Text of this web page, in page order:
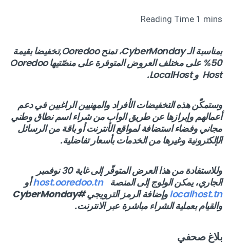
بمناسبة الـ CyberMonday، تمنح Ooredoo,تخفيضا بقيمة
50% على مختلف العروض المتوفرة على منصّتيها Ooredoo
Host و LocalHost.
وستمكّن هذه التخفيضات الأفراد والمهنيين الراغبين في دعم
أعمالهم وإبرازها عن طريق الواب من شراء اسم نطاق وطني
مجاني وفضاء استضافة لمواقع الأنترنت أو باقة من الرسائل
الإلكترونية وغيرها من الخدمات بأسعار تفاضلية.
وللاستفادة من هذا العرض المتوفّر إلى غاية 30 نوفمبر
الجاري، يمكن الولوج إلى المنصةhost.ooredoo.tnأو
localhost.tnوإضافة الرمز الترويجي#CyberMonday
والقيام بعملية الشراء مباشرة عبر الانترنت.
بلاغ صحفي